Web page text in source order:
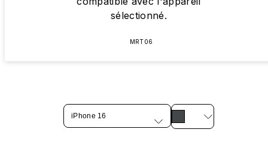
sélectionné.
MRT06
iPhone 16